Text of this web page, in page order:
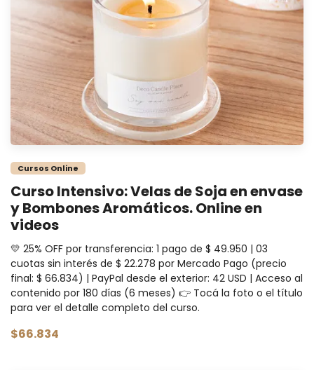
Cursos Online
Curso Intensivo: Velas de Soja en envase
y Bombones Aromáticos. Online en
videos
💛 25% OFF por transferencia: 1 pago de $ 49.950 | 03
cuotas sin interés de $ 22.278 por Mercado Pago (precio
final: $ 66.834) | PayPal desde el exterior: 42 USD | Acceso al
contenido por 180 días (6 meses) 👉 Tocá la foto o el título
para ver el detalle completo del curso.
$66.834